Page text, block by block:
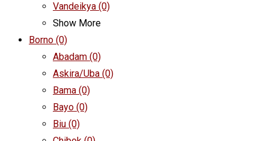
Vandeikya (0)
Show More
Borno (0)
Abadam (0)
Askira/Uba (0)
Bama (0)
Bayo (0)
Biu (0)